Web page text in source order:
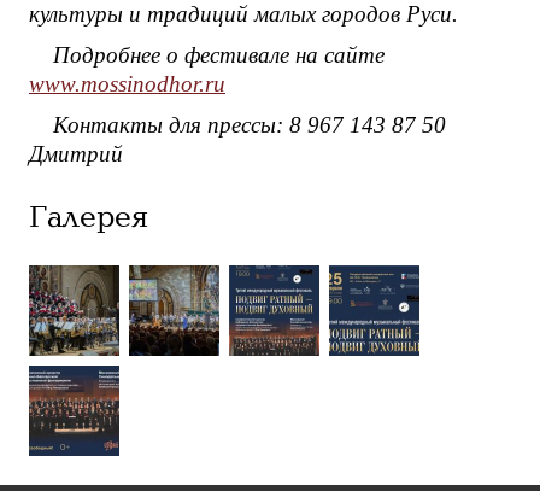
культуры и традиций малых городов Руси.
Подробнее о фестивале на сайте
www.mossinodhor.ru
Контакты для прессы: 8 967 143 87 50
Дмитрий
Галерея